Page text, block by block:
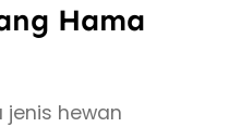
Hama
jenis hewan